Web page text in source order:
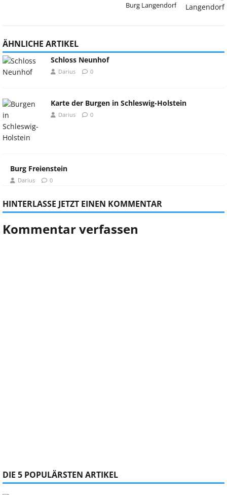
Burg Langendorf
ÄHNLICHE ARTIKEL
Schloss Neunhof
Darius 0
Karte der Burgen in Schleswig-Holstein
Darius 0
Burg Freienstein
Darius 0
HINTERLASSE JETZT EINEN KOMMENTAR
Kommentar verfassen
DIE 5 POPULÄRSTEN ARTIKEL